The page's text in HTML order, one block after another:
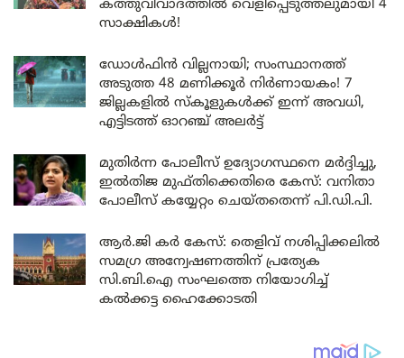
കത്തുവിവാദത്തിൽ വെളിപ്പെടുത്തലുമായി 4
സാക്ഷികൾ!
ഡോൾഫിൻ വില്ലനായി; സംസ്ഥാനത്ത്
അടുത്ത 48 മണിക്കൂർ നിർണായകം! 7
ജില്ലകളിൽ സ്കൂളുകൾക്ക് ഇന്ന് അവധി,
എട്ടിടത്ത് ഓറഞ്ച് അലർട്ട്
മുതിർന്ന പോലീസ് ഉദ്യോഗസ്ഥനെ മർദ്ദിച്ചു,
ഇൽതിജ മുഫ്തിക്കെതിരെ കേസ്: വനിതാ
പോലീസ് കയ്യേറ്റം ചെയ്തതെന്ന് പി.ഡി.പി.
ആർ.ജി കർ കേസ്: തെളിവ് നശിപ്പിക്കലിൽ
സമഗ്ര അന്വേഷണത്തിന് പ്രത്യേക
സി.ബി.ഐ സംഘത്തെ നിയോഗിച്ച്
കൽക്കട്ട ഹൈക്കോടതി